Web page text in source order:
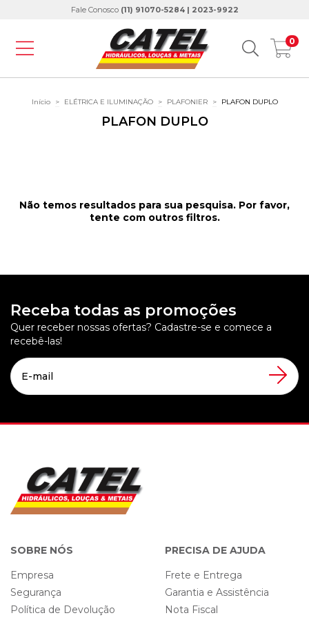
Fale Conosco (11) 91070-5284 | 2023-9922
0
Início > ELÉTRICA E ILUMINAÇÃO > PLAFONIER > PLAFON DUPLO
PLAFON DUPLO
Não temos resultados para sua pesquisa. Por favor,
tente com outros filtros.
Receba todas as promoções
Quer receber nossas ofertas? Cadastre-se e comece a
recebê-las!
SOBRE NÓS
Empresa
Segurança
Política de Devolução
PRECISA DE AJUDA
Frete e Entrega
Garantia e Assistência
Nota Fiscal